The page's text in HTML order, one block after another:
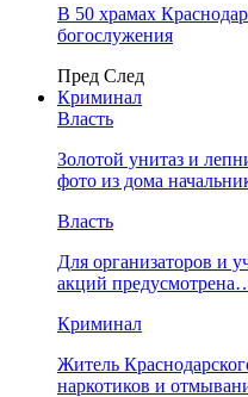
В 50 храмах
богослужения
Пред След
Криминал
Власть
​Золотой унитаз и
фото из дома
Власть
Для организаторов и
акций
Криминал
Житель
наркотиков и